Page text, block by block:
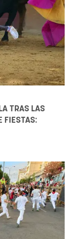
TRAS LAS
FIESTAS: